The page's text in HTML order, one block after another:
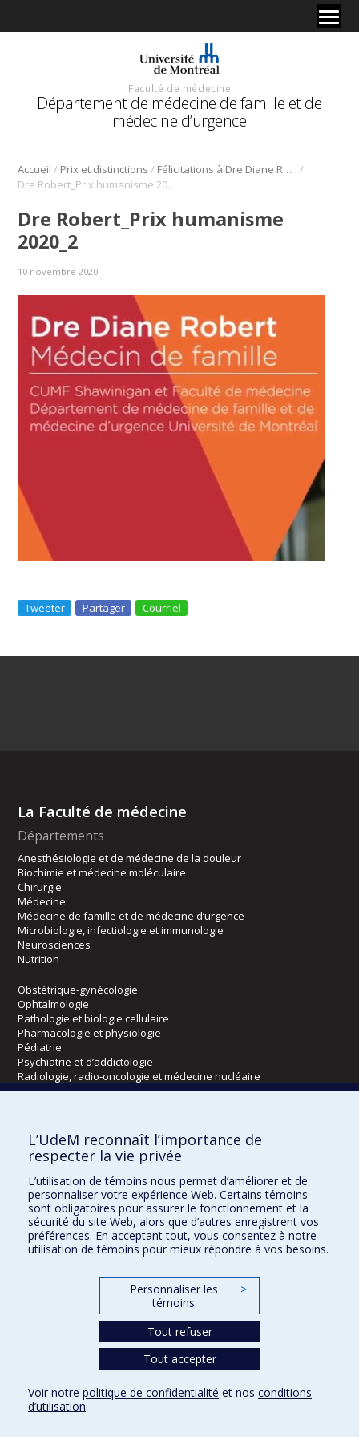
Faculté de médecine
Département de médecine de famille et de
médecine d’urgence
Accueil / Prix et distinctions / Félicitations à Dre Diane Robert récipiendaire du Prix humanisme 2020 du CMQ
/
Dre Robert_Prix humanisme 2020_2
Dre Robert_Prix humanisme
2020_2
10 novembre 2020
Tweeter Partager Courriel
La Faculté de médecine
Départements
Anesthésiologie et de médecine de la douleur
Biochimie et médecine moléculaire
Chirurgie
Médecine
Médecine de famille et de médecine d’urgence
Microbiologie, infectiologie et immunologie
Neurosciences
Nutrition
Obstétrique-gynécologie
Ophtalmologie
Pathologie et biologie cellulaire
Pharmacologie et physiologie
Pédiatrie
Psychiatrie et d’addictologie
Radiologie, radio-oncologie et médecine nucléaire
Écoles
Kinésiologie et des sciences de l’activité physique
Orthophonie et audiologie
Réadaptation
Directions
DPC
CPASS
L’UdeM reconnaît l’importance de
respecter la vie privée
L’utilisation de témoins nous permet d’améliorer et de
personnaliser votre expérience Web. Certains témoins
sont obligatoires pour assurer le fonctionnement et la
sécurité du site Web, alors que d’autres enregistrent vos
préférences. En acceptant tout, vous consentez à notre
utilisation de témoins pour mieux répondre à vos besoins.
Personnaliser les
témoins
>
Tout refuser
Tout accepter
Voir notre politique de confidentialité et nos conditions
d’utilisation.